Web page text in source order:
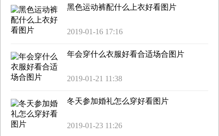
黑色运动裤配什么上衣好看图片
2019-01-16 17:16
年会穿什么衣服好看合适场合图片
2019-01-21 11:38
冬天参加婚礼怎么穿好看图片
2019-01-23 11:26